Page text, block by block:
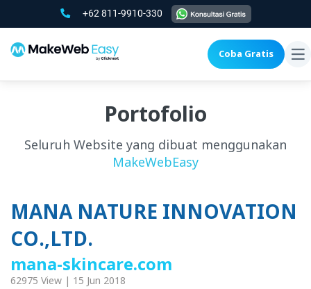
+62 811-9910-330
Coba Gratis
Portofolio
Seluruh Website yang dibuat menggunakan
MakeWebEasy
MANA NATURE INNOVATION
CO.,LTD.
mana-skincare.com
62975 View | 15 Jun 2018